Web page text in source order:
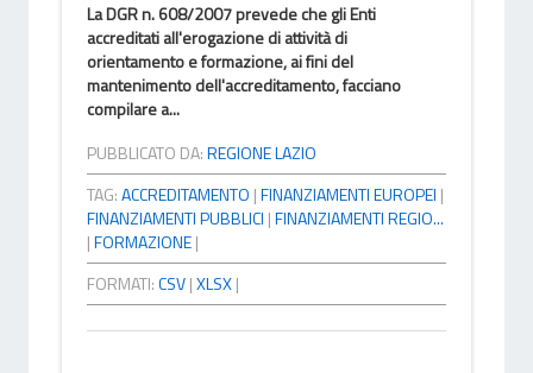
La DGR n. 608/2007 prevede che gli Enti
accreditati all'erogazione di attività di
orientamento e formazione, ai fini del
mantenimento dell'accreditamento, facciano
compilare a...
PUBBLICATO DA:REGIONE LAZIO
TAG:ACCREDITAMENTO |FINANZIAMENTI EUROPEI |
FINANZIAMENTI PUBBLICI |FINANZIAMENTI REGIO...
|FORMAZIONE|
FORMATI:CSV|XLSX|